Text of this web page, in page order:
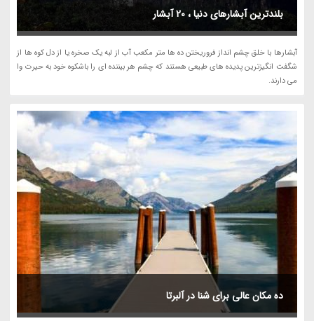
بلندترین آبشارهای دنیا ، 20 آبشار
آبشارها با خلق چشم انداز فروریختن ده ها متر مکعب آب از لبه یک صخره یا از دل کوه ها از
شگفت انگیزترین پدیده های طبیعی هستند که چشم هر بیننده ای را باشکوه خود به حیرت وا
می دارند.
ده مکان عالی برای شنا در آلبرتا